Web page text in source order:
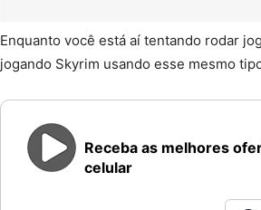
Enquanto você está aí tentando rodar
jogando Skyrim usando esse mesmo
Receba as melhores
celular